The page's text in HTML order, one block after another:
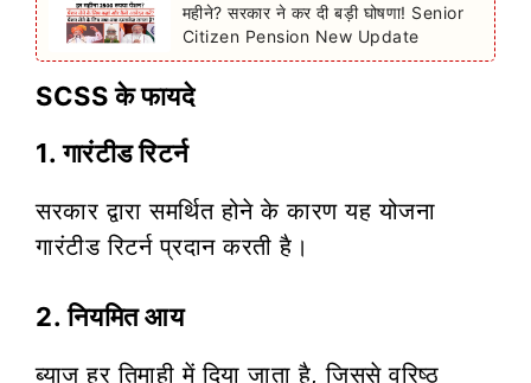
महीने? सरकार ने कर दी बड़ी घोषणा! Senior
Citizen Pension New Update
SCSS के फायदे
1. गारंटीड रिटर्न
सरकार द्वारा समर्थित होने के कारण यह योजना
गारंटीड रिटर्न प्रदान करती है।
2. नियमित आय
ब्याज हर तिमाही में दिया जाता है, जिससे वरिष्ठ